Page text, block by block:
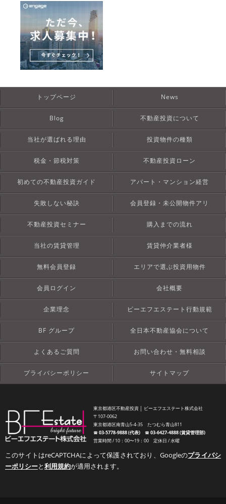
トップページ News
Blog 不動産投資について
当社が選ばれる理由 投資物件の種類
税金・節税対策 不動産投資ローン
初めての不動産投資ガイド アパート・マンション経営
失敗しない秘訣 会員登録・未公開物件アリ
不動産投資セミナー 購入までの流れ
当社の賃貸管理 賃貸仲介業者様
無料会員登録 エリアで選ぶ投資用物件
会員ログイン 会社概要
企業理念 ビーエフエステート行動規範
BF グループ 全日本不動産協会について
よくあるご質問 お問い合わせ・無料相談
プライバシーポリシー サイトマップ
東京都港区不動産投資 │ ビーエフエステート株式会社
〒107-0062
東京都港区南青山5-4-35 たつむら青山811
☎︎03-5778-9888 (代表)☎︎03-6427-4888 (賃貸管理部)
営業時間 / 10：00〜19：00 定休日 / 水曜
このサイトはreCAPTCHAによって保護されており、Googleのプライバシ
ーポリシーと利用規約が適用されます。